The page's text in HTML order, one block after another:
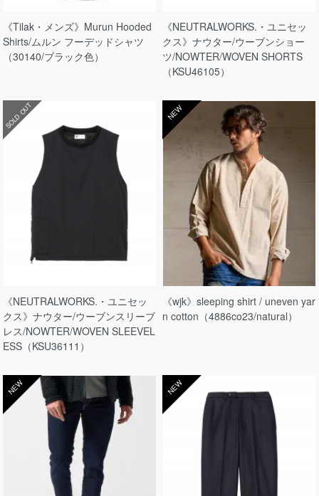
《Tilak・メンズ》Murun Hooded
Shirts/ムルン フーデッドシャツ
（30140/ブラック色）
《NEUTRALWORKS.・ユニセッ
クス》ナウター/ウーブンショー
ツ/NOWTER/WOVEN SHORTS
（KSU46105）
SOLD OUT
《NEUTRALWORKS.・ユニセッ
クス》ナウター/ウーブンスリーブ
レス/NOWTER/WOVEN SLEEVEL
ESS（KSU36111）
NEW
《wjk》sleeping shirt / uneven yar
n cotton（4886co23/natural）
NEW NEW